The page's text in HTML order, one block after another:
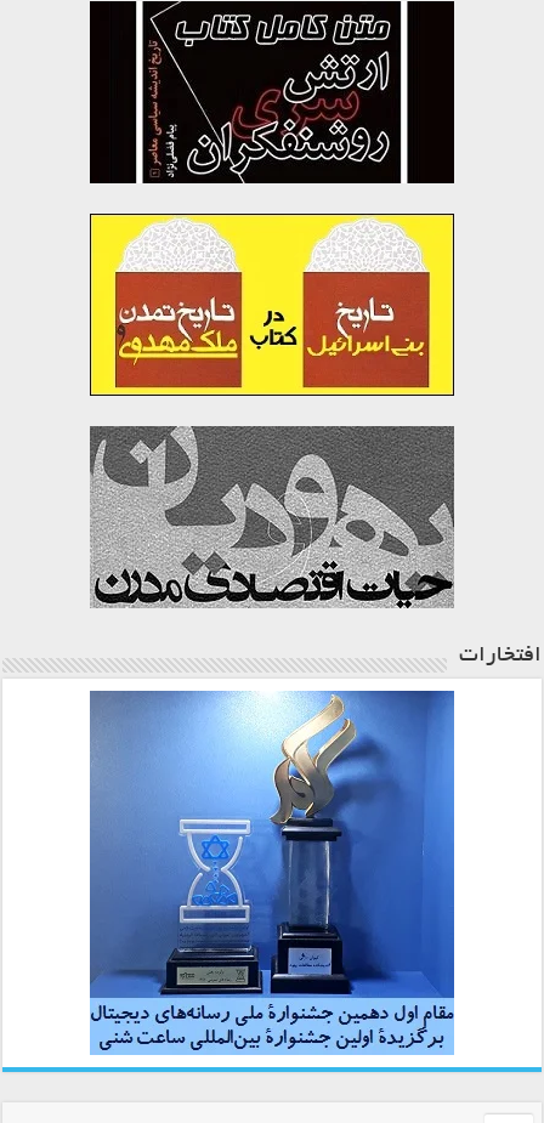
افتخارات